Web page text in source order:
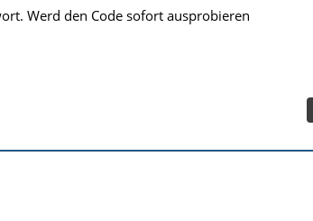
Werd den Code sofort ausprobieren